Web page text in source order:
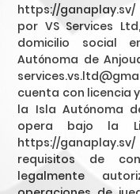
https://
por VS Services
domicilio social
Autónoma de
cuenta con licencia
la Isla Autónoma
opera bajo la
https://
requisitos de
legalmente